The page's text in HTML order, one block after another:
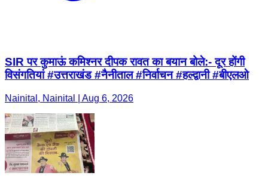
SIR पर कुमाऊं कमिश्नर दीपक रावत का बयान बोले:- दूर होंगी
विसंगतियां #उत्तराखंड #नैनीताल #निर्वाचन #हल्द्वानी #बीएलओ
Nainital, Nainital | Aug 6, 2026